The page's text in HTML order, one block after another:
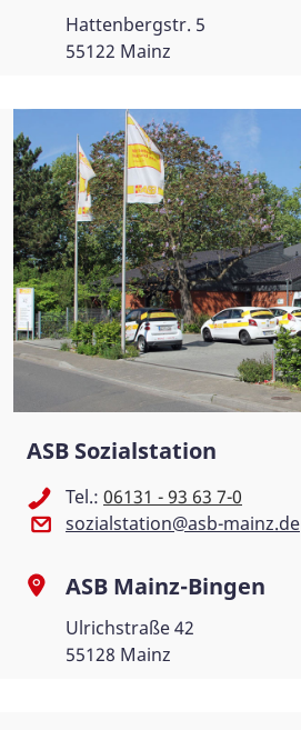
Hattenbergstr. 5
55122 Mainz
ASB Sozialstation
Tel.: 06131 - 93 63 7-0
sozialstation@asb-mainz.de
ASB Mainz-Bingen
Ulrichstraße 42
55128 Mainz